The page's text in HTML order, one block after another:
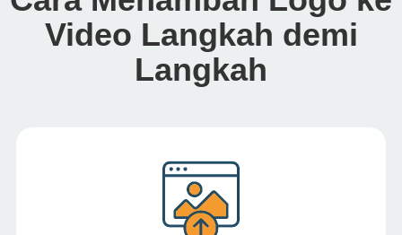
Video Langkah demi
Langkah